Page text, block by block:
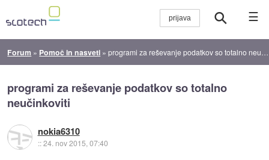
☰
Forum » Pomoč in nasveti »programi za reševanje podatkov so totalno neučinkoviti
programi za reševanje podatkov so totalno
neučinkoviti
nokia6310
::24. nov 2015, 07:40